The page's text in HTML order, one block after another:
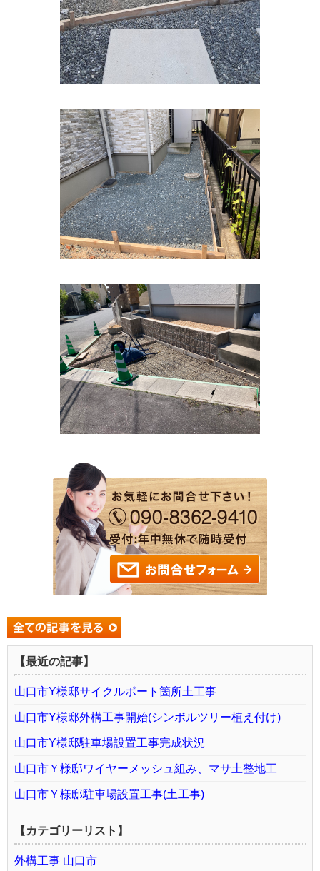
【最近の記事】
山口市Y様邸サイクルポート箇所土工事
山口市Y様邸外構工事開始(シンボルツリー植え付け)
山口市Y様邸駐車場設置工事完成状況
山口市Ｙ様邸ワイヤーメッシュ組み、マサ土整地工
山口市Ｙ様邸駐車場設置工事(土工事)
【カテゴリーリスト】
外構工事 山口市